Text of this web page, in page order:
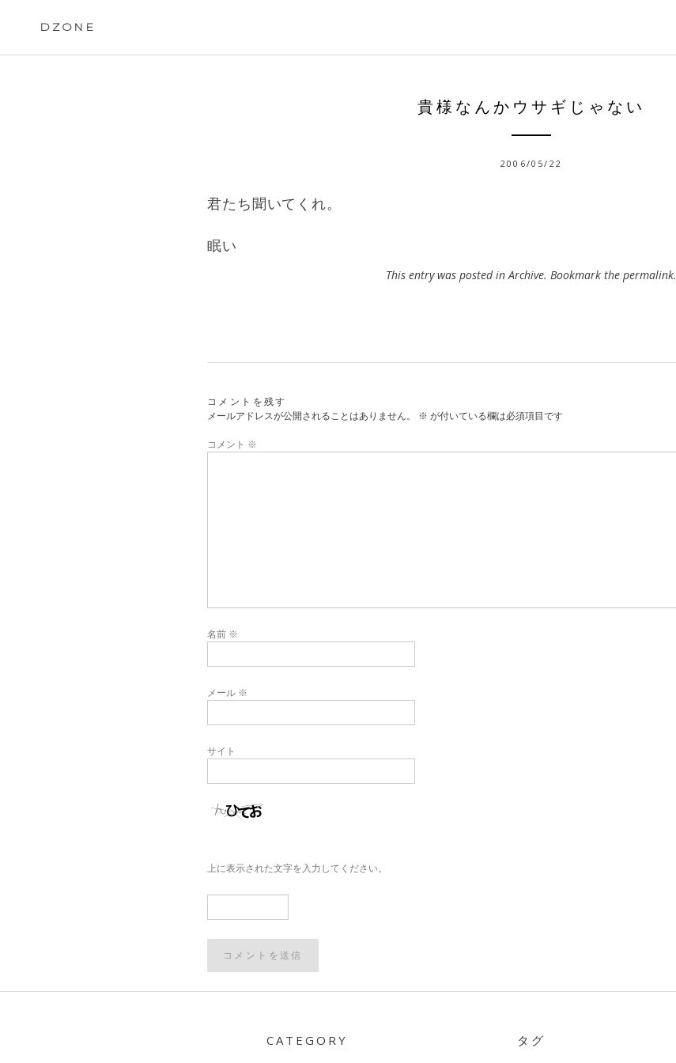
DZONE
貴様なんかウサギじゃない
2006/05/22
君たち聞いてくれ。
眠い
This entry was posted inArchive. Bookmark the permalink.
コメントを残す
メールアドレスが公開されることはありません。
※ が付いている欄は必須項目です
コメント ※
名前 ※
メール ※
サイト
上に表示された文字を入力してください。
CATEGORY タグ